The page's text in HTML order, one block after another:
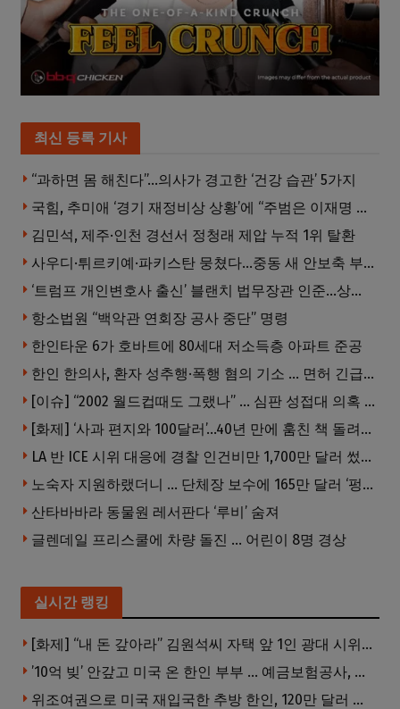
최신 등록 기사
“과하면 몸 해친다”…의사가 경고한 ‘건강 습관’ 5가지
국힘, 추미애 ‘경기 재정비상 상황’에 “주범은 이재명 전 지사”
김민석, 제주·인천 경선서 정청래 제압 누적 1위 탈환
사우디·튀르키예·파키스탄 뭉쳤다…중동 새 안보축 부상하나
‘트럼프 개인변호사 출신’ 블랜치 법무장관 인준…상원 50대49 가결
항소법원 “백악관 연회장 공사 중단” 명령
한인타운 6가 호바트에 80세대 저소득층 아파트 준공
한인 한의사, 환자 성추행·폭행 혐의 기소 … 면허 긴급정지
[이슈] “2002 월드컵때도 그랬나” … 심판 성접대 의혹 해외로 일파만파, 4강 신화까지 불똥
[화제] ‘사과 편지와 100달러’…40년 만에 훔친 책 돌려준 절도범
LA 반 ICE 시위 대응에 경찰 인건비만 1,700만 달러 썼다.
노숙자 지원하랬더니 … 단체장 보수에 165만 달러 ‘펑펑’
산타바바라 동물원 레서판다 ‘루비’ 숨져
글렌데일 프리스쿨에 차량 돌진 … 어린이 8명 경상
실시간 랭킹
[화제] “내 돈 갚아라” 김원석씨 자택 앞 1인 광대 시위 … 한인 투자사, “108만 달러 못받아”
’10억 빚’ 안갚고 미국 온 한인 부부 … 예금보험공사, 미국서 소송
위조여권으로 미국 재입국한 추방 한인, 120만 달러 은행 사기 행각